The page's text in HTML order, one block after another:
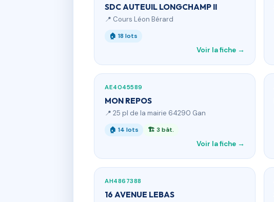
SDC AUTEUIL LONGCHAMP II
📍 Cours Léon Bérard
🏠 18 lots
Voir la fiche →
AE4045589
MON REPOS
📍 25 pl de la mairie 64290 Gan
🏠 14 lots 🏗 3 bât.
Voir la fiche →
AH4867388
16 AVENUE LEBAS